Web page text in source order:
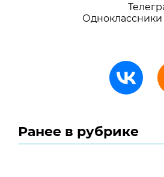
Одноклассники
Ранее в рубрике